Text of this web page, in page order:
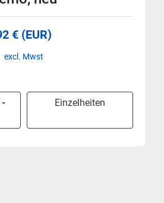
110 € (EUR)
-
Einzelheiten